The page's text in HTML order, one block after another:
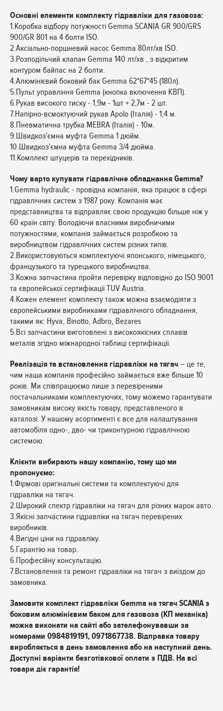
Основні елементи комплекту гідравліки для газовоза:
1.Коробка відбору потужності Gemma SCANIA GR 900/GRS
900/GR 801 на 4 болти ISO.
2.Аксіально-поршневий насос Gemma 80лт/хв ISO.
3.Розподільчий клапан Gemma 140 лт/хв , з відкритим
контуром байпас на 2 болти.
4.Алюмінієвий боковий бак Gemma 62*67*45 (180л).
5.Пульт управління Gemma (кнопка включення КВП).
6.Рукав високого тиску - 1,9м - 1шт + 2,7м - 2 шт.
7.Напірно-всмоктуючий рукав Apolo (Італія) - 1,4 м.
8.Пневматична трубка MEBRA (Італія) - 10м.
9.Швидкоз'ємна муфта Gemma 1 дюйм.
10.Швидкоз'ємна муфта Gemma 3/4 дюйма.
11.Комплект штуцерів та перехідників.
Чому варто купувати гідравлічне обладнання Gemma?
1.Gemma hydraulic - провідна компанія, яка працює в сфері
гідравлічних систем з 1987 року. Компанія має
представництва та відправляє свою продукцію більше ніж у
60 країн світу. Володіючи власними виробничими
потужностями, компанія займається розробкою та
виробництвом гідравлічних систем різних типів.
2.Використовуються комплектуючі японського, німецького,
французького та турецького виробництва.
3.Кожна запчастина пройти перевірку відповідно до ISO 9001
та європейської сертифікації TUV Austria.
4.Кожен елемент комплекту також можна взаємодіяти з
європейськими виробниками гідравлічного обладнання,
такими як: Hyva, Binotto, Adbro, Bezares
5.Всі запчастини виготовлені з високоякісних сплавів
металів згідно міжнародної таблиці сертифікації.
Реалізація та встановлення гідравліки на тягач – це те,
чим наша компанія професійно займається вже більше 10
років. Ми співпрацюємо лише з перевіреними
постачальниками комплектуючих, тому можемо гарантувати
замовникам високу якість товару, представленого в
каталозі. У нашому асортименті є все для налаштування
автомобіля одно-, дво- чи триконтурною гідравлічною
системою.
Клієнти вибирають нашу компанію, тому що ми
пропонуємо:
1.Фірмові оригінальні системи та комплектуючі для
гідравліки на тягач.
2.Широкий спектр гідравліки на тягач для різних марок авто.
3.Якісні запчастини гідравліки на тягач перевірених
виробників.
4.Вигідні ціни на гідравліку.
5.Гарантію на товар.
6.Професійну консультацію.
7.Встановлення та ремонт гідравліки на тягач з виїздом до
замовника.
Замовити комплект гідравліки Gemma на тягач SCANIA з
боковим алюмінієвим баком для газовоза (КП механіка)
можна виконати на сайті або зателефонувавши за
номерами 0984819191, 0971867738. Відправка товару
виробляється в день замовлення або на наступний день.
Доступні варіанти безготівкової оплати з ПДВ. На всі
товари діє гарантія!